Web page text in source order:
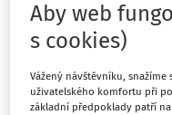
Sledovat klíčové slovo
Filtr
Aby web
s cookies)
Vážený návštěvníku,
uživatelského komfortu při
základní předpoklady patří